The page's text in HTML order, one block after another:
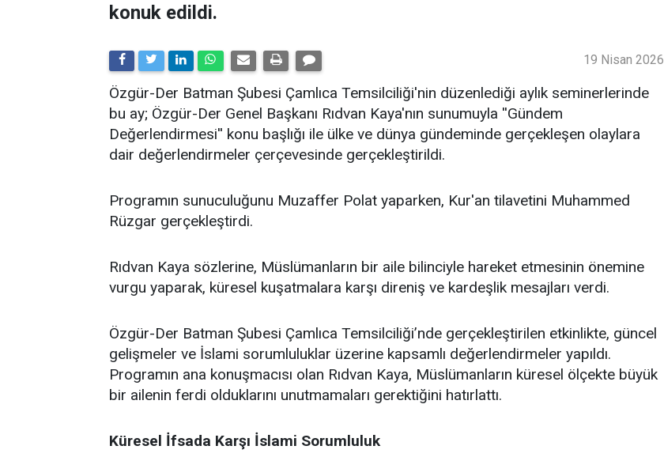
konuk edildi.
19 Nisan 2026
​Özgür-Der Batman Şubesi Çamlıca Temsilciliği'nin düzenlediği aylık seminerlerinde
bu ay; Özgür-Der Genel Başkanı Rıdvan Kaya'nın sunumuyla ''Gündem
Değerlendirmesi'' konu başlığı ile ülke ve dünya gündeminde gerçekleşen olaylara
dair değerlendirmeler çerçevesinde gerçekleştirildi.
Programın sunuculuğunu Muzaffer Polat yaparken, Kur'an tilavetini Muhammed
Rüzgar gerçekleştirdi.
Rıdvan Kaya sözlerine, Müslümanların bir aile bilinciyle hareket etmesinin önemine
vurgu yaparak, küresel kuşatmalara karşı direniş ve kardeşlik mesajları verdi.
Özgür-Der Batman Şubesi Çamlıca Temsilciliği’nde gerçekleştirilen etkinlikte, güncel
gelişmeler ve İslami sorumluluklar üzerine kapsamlı değerlendirmeler yapıldı.
Programın ana konuşmacısı olan Rıdvan Kaya, Müslümanların küresel ölçekte büyük
bir ailenin ferdi olduklarını unutmamaları gerektiğini hatırlattı.
Küresel İfsada Karşı İslami Sorumluluk